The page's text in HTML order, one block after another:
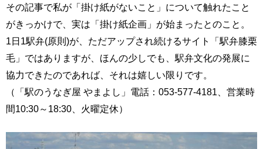
その記事で私が「掛け紙がないこと」について触れたこと
がきっかけで、実は「掛け紙企画」が始まったとのこと。
1日1駅弁(原則)が、ただアップされ続けるサイト「駅弁膝栗
毛」ではありますが、ほんの少しでも、駅弁文化の発展に
協力できたのであれば、それは嬉しい限りです。
（「駅のうなぎ屋 やまよし」電話：053-577-4181、営業時
間10:30～18:30、火曜定休）